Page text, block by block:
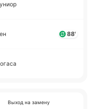
88'
Выход на замену